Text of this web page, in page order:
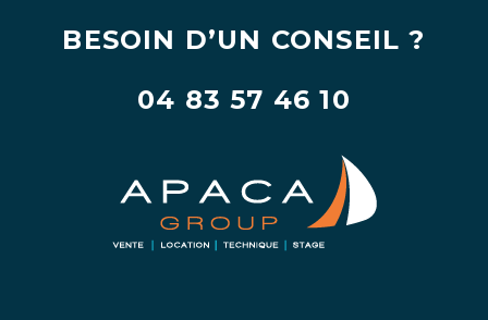
BESOIN D’UN CONSEIL ?
04 83 57 46 10